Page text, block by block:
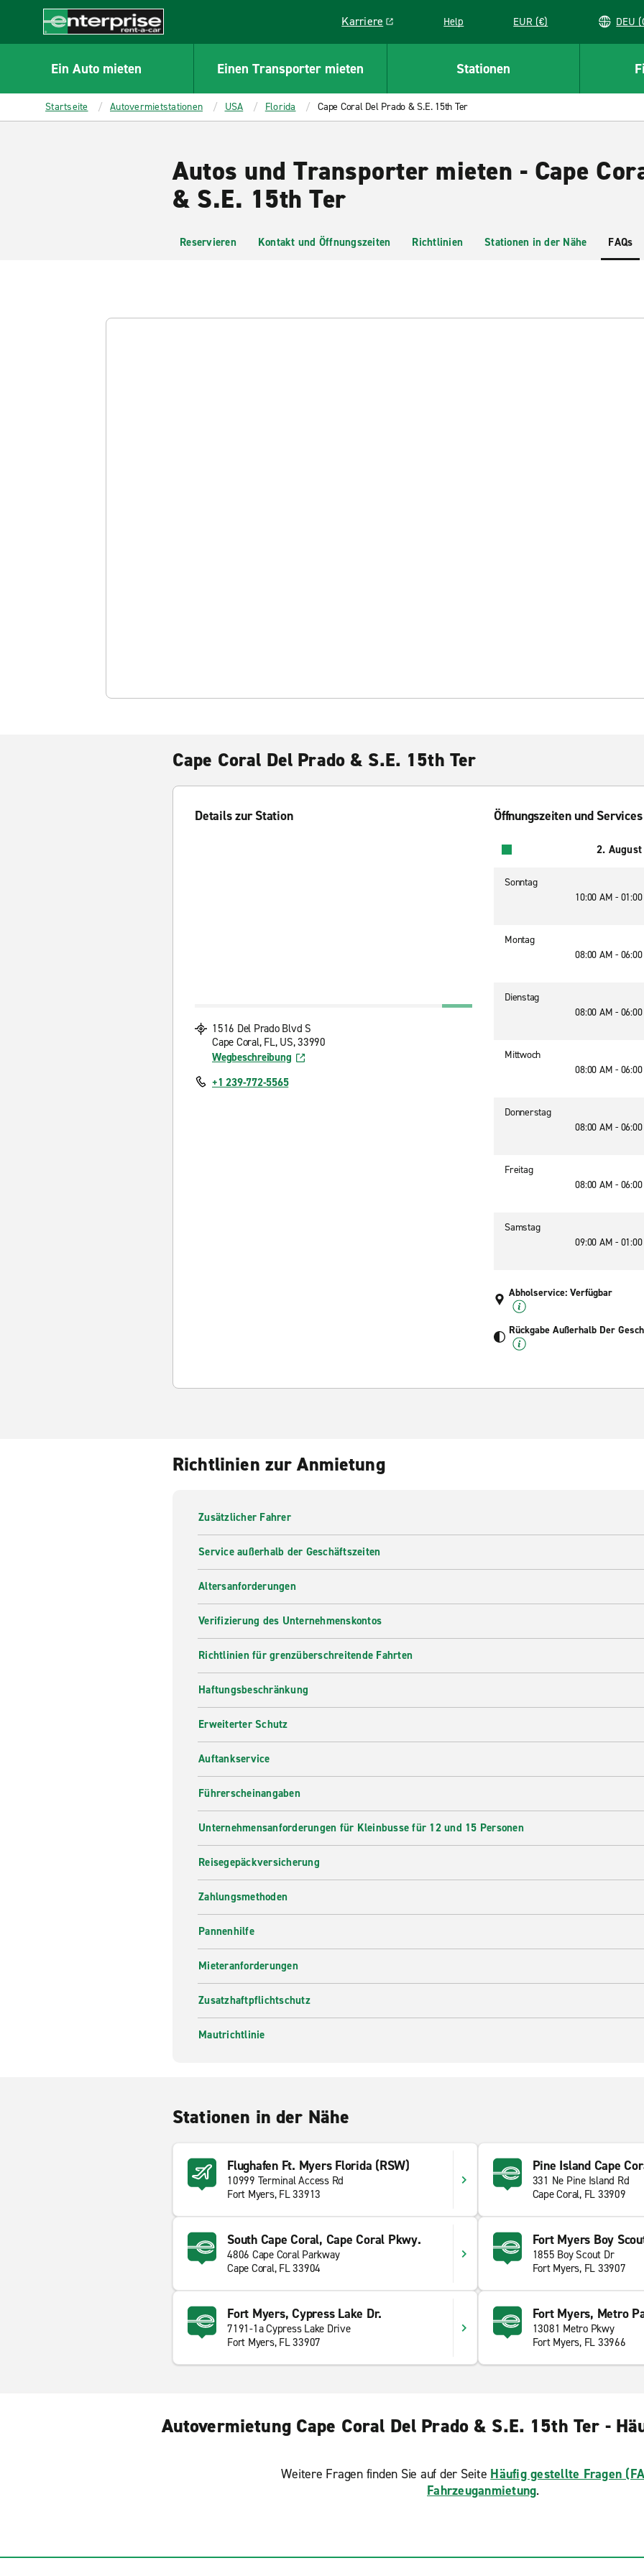
CONTENT
Enterprise
Karriere
Link opens in a new window
Help EUR (€)
Ein Auto mieten Einen Transporter mieten Stationen
Startseite Autovermietstationen USA Florida Cape Coral Del Prado & S.E. 15th Ter
Autos und Transporter mieten - Cape
& S.E. 15th Ter
Reservieren Kontakt und Öffnungszeiten Richtlinien Stationen in der Nähe FAQs
Cape Coral Del Prado & S.E. 15th Ter
Details zur Station
1516 Del Prado Blvd S
Cape Coral, FL, US, 33990
Wegbeschreibung
+1 239-772-5565
Öffnungszeiten und Services
2.
Sonntag
10:00 AM -
Montag
08:00 AM -
Dienstag
08:00 AM -
Mittwoch
08:00 AM -
Donnerstag
08:00 AM -
Freitag
08:00 AM -
Samstag
09:00 AM -
Abholservice: Verfügbar
Rückgabe Außerhalb Der
Richtlinien zur Anmietung
Zusätzlicher Fahrer
Service außerhalb der Geschäftszeiten
Altersanforderungen
Verifizierung des Unternehmenskontos
Richtlinien für grenzüberschreitende Fahrten
Haftungsbeschränkung
Erweiterter Schutz
Auftankservice
Führerscheinangaben
Unternehmensanforderungen für Kleinbusse für 12 und 15 Personen
Reisegepäckversicherung
Zahlungsmethoden
Pannenhilfe
Mieteranforderungen
Zusatzhaftpflichtschutz
Mautrichtlinie
Stationen in der Nähe
Flughafen Ft. Myers Florida (RSW)
10999 Terminal Access Rd
Fort Myers, FL 33913
Pine Island Cape
331 Ne Pine Island Rd
Cape Coral, FL 33909
South Cape Coral, Cape Coral Pkwy.
4806 Cape Coral Parkway
Cape Coral, FL 33904
Fort Myers Boy
1855 Boy Scout Dr
Fort Myers, FL 33907
Fort Myers, Cypress Lake Dr.
7191-1a Cypress Lake Drive
Fort Myers, FL 33907
Fort Myers, Metro
13081 Metro Pkwy
Fort Myers, FL 33966
Autovermietung Cape Coral Del Prado & S.E. 15th Ter -
Weitere Fragen finden Sie auf der Seite Häufig gestellte Fragen
Fahrzeuganmietung.